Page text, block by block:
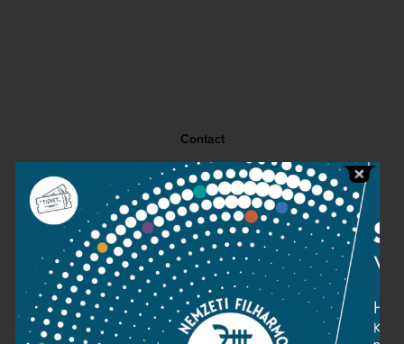
Contact
Public information
Press room
Terms and privacy
Imprint